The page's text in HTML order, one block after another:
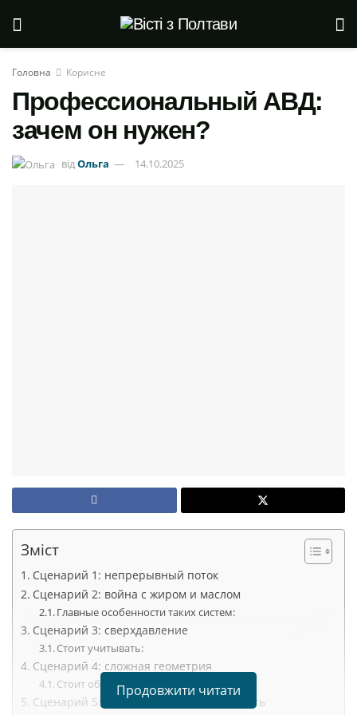
Головна Корисне
Профессиональный АВД:
зачем он нужен?
відОльга 14.10.2025
Зміст
Сценарий 1: непрерывный поток
Сценарий 2: война с жиром и маслом
Главные особенности таких систем:
Сценарий 3: сверхдавление
Стоит учитывать:
Сценарий 4: сложная геометрия
Стоит обратить внимание на:
Сценарий 5: мобильность и компактность
Продовжити читати